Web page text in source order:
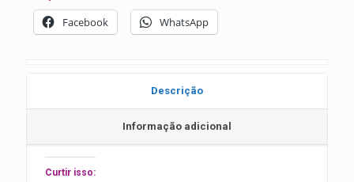
quantidade
Facebook WhatsApp
Descrição
Informação adicional
Curtir isso: